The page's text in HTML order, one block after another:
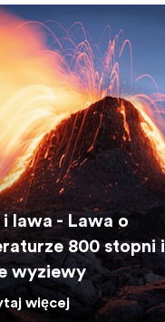
lawa - Lawa o
800 stopni i
wyziewy
więcej